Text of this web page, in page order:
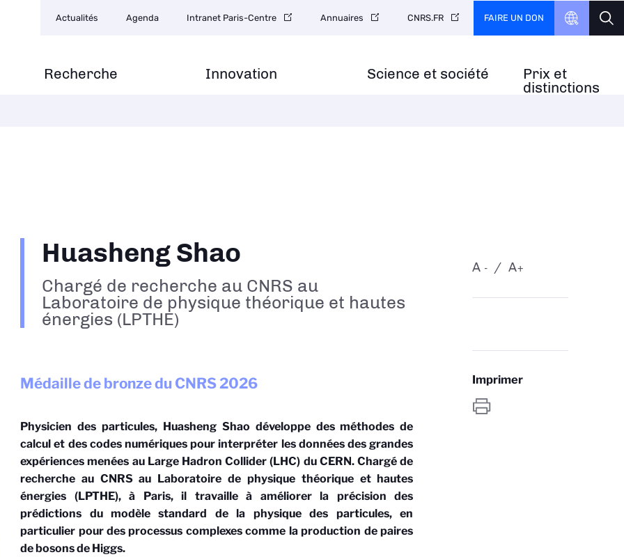
Recherche Innovation Science et société
Prix et
distinctions
secondaire
Actualités Agenda Intranet Paris-Centre Annuaires CNRS.FR FAIRE UN DON
Huasheng Shao
Chargé de recherche au CNRS au
Laboratoire de physique théorique et hautes
énergies (LPTHE)
Médaille de bronze du CNRS2026
Physicien des particules, Huasheng Shao développe des méthodes de
calcul et des codes numériques pour interpréter les données des grandes
expériences menées au Large HadronCollider (LHC) du CERN. Chargé de
recherche au CNRS au Laboratoire de physique théorique et hautes
énergies (LPTHE), à Paris, il travaille à améliorer la précision des
prédictions du modèle standard de la physique des particules, en
particulier pour des processus complexes comme la production de paires
de bosons de Higgs.
-
A +
A
Imprimer